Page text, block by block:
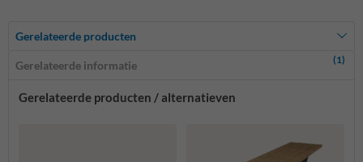
Gerelateerde producten
Gerelateerde informatie (1)
Gerelateerde producten / alternatieven